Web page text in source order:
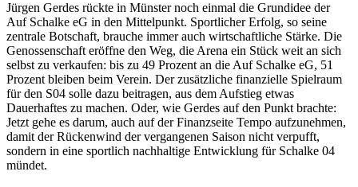
Jürgen Gerdes rückte in Münster noch einmal die Grundidee der
Auf Schalke eG in den Mittelpunkt. Sportlicher Erfolg, so seine
zentrale Botschaft, brauche immer auch wirtschaftliche Stärke. Die
Genossenschaft eröffne den Weg, die Arena ein Stück weit an sich
selbst zu verkaufen: bis zu 49 Prozent an die Auf Schalke eG, 51
Prozent bleiben beim Verein. Der zusätzliche finanzielle Spielraum
für den S04 solle dazu beitragen, aus dem Aufstieg etwas
Dauerhaftes zu machen. Oder, wie Gerdes auf den Punkt brachte:
Jetzt gehe es darum, auch auf der Finanzseite Tempo aufzunehmen,
damit der Rückenwind der vergangenen Saison nicht verpufft,
sondern in eine sportlich nachhaltige Entwicklung für Schalke 04
mündet.